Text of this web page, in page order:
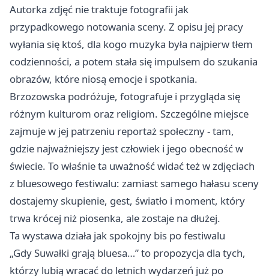
Autorka zdjęć nie traktuje fotografii jak
przypadkowego notowania sceny. Z opisu jej pracy
wyłania się ktoś, dla kogo muzyka była najpierw tłem
codzienności, a potem stała się impulsem do szukania
obrazów, które niosą emocje i spotkania.
Brzozowska podróżuje, fotografuje i przygląda się
różnym kulturom oraz religiom. Szczególne miejsce
zajmuje w jej patrzeniu reportaż społeczny - tam,
gdzie najważniejszy jest człowiek i jego obecność w
świecie. To właśnie ta uważność widać też w zdjęciach
z bluesowego festiwalu: zamiast samego hałasu sceny
dostajemy skupienie, gest, światło i moment, który
trwa krócej niż piosenka, ale zostaje na dłużej.
Ta wystawa działa jak spokojny bis po festiwalu
„Gdy Suwałki grają bluesa…” to propozycja dla tych,
którzy lubią wracać do letnich wydarzeń już po